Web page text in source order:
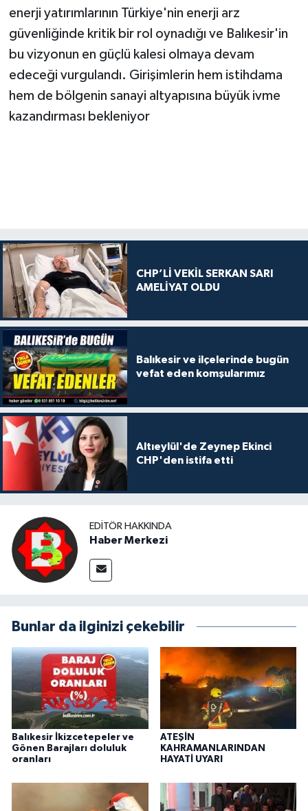
enerji yatırımlarının Türkiye'nin enerji arz
güvenliğinde kritik bir rol oynadığı ve Balıkesir'in
bu vizyonun en güçlü kalesi olmaya devam
edeceği vurgulandı. Girişimlerin hem istihdama
hem de bölgenin sanayi altyapısına büyük ivme
kazandırması bekleniyor
CHP’Lİ VEKİL SERKAN SARI
AMELİYAT OLDU
Balıkesir ve ilçelerinde bugün
vefat eden komşularımız
Altıeylül'de Zeynep Ekinci
CHP'den istifa etti
EDITÖR HAKKINDA
Haber Merkezi
Bunlar da ilginizi çekebilir
Balıkesir İkizcetepeler ve
Gönen Barajları doluluk
oranları
ATEŞİN
KAHRAMANLARINDAN
HAYATİ UYARI